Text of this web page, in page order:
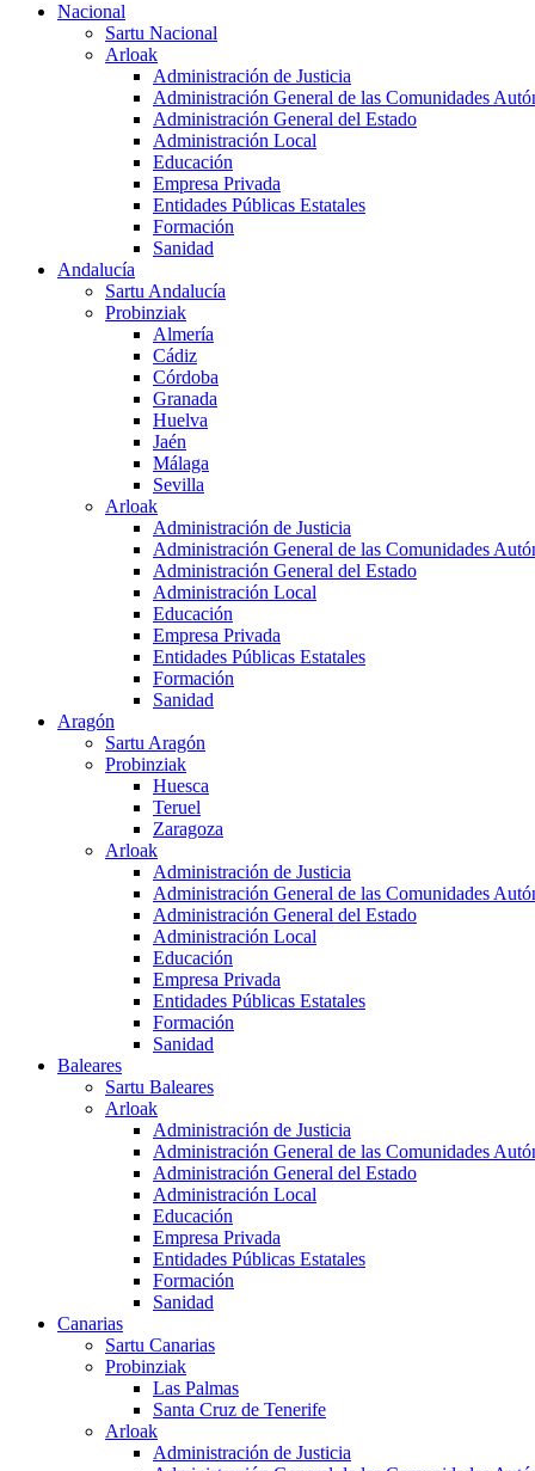
Nacional
Sartu Nacional
Arloak
Administración de Justicia
Administración General de las Comunidades
Administración General del Estado
Administración Local
Educación
Empresa Privada
Entidades Públicas Estatales
Formación
Sanidad
Andalucía
Sartu Andalucía
Probinziak
Almería
Cádiz
Córdoba
Granada
Huelva
Jaén
Málaga
Sevilla
Arloak
Administración de Justicia
Administración General de las Comunidades
Administración General del Estado
Administración Local
Educación
Empresa Privada
Entidades Públicas Estatales
Formación
Sanidad
Aragón
Sartu Aragón
Probinziak
Huesca
Teruel
Zaragoza
Arloak
Administración de Justicia
Administración General de las Comunidades
Administración General del Estado
Administración Local
Educación
Empresa Privada
Entidades Públicas Estatales
Formación
Sanidad
Baleares
Sartu Baleares
Arloak
Administración de Justicia
Administración General de las Comunidades
Administración General del Estado
Administración Local
Educación
Empresa Privada
Entidades Públicas Estatales
Formación
Sanidad
Canarias
Sartu Canarias
Probinziak
Las Palmas
Santa Cruz de Tenerife
Arloak
Administración de Justicia